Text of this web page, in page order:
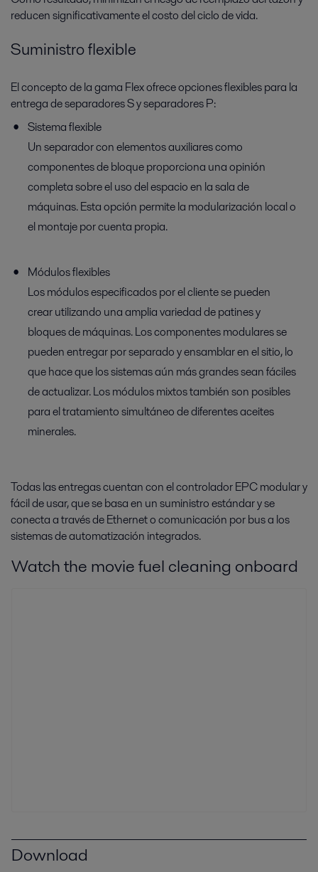
reducen significativamente el costo del ciclo de vida.
Suministro flexible
El concepto de la gama Flex ofrece opciones flexibles para la
entrega de separadores S y separadores P:
Sistema flexible
Un separador con elementos auxiliares como
componentes de bloque proporciona una opinión
completa sobre el uso del espacio en la sala de
máquinas. Esta opción permite la modularización local o
el montaje por cuenta propia.
Módulos flexibles
Los módulos especificados por el cliente se pueden
crear utilizando una amplia variedad de patines y
bloques de máquinas. Los componentes modulares se
pueden entregar por separado y ensamblar en el sitio, lo
que hace que los sistemas aún más grandes sean fáciles
de actualizar. Los módulos mixtos también son posibles
para el tratamiento simultáneo de diferentes aceites
minerales.
Todas las entregas cuentan con el controlador EPC modular y
fácil de usar, que se basa en un suministro estándar y se
conecta a través de Ethernet o comunicación por bus a los
sistemas de automatización integrados.
Watch the movie fuel cleaning onboard
Download